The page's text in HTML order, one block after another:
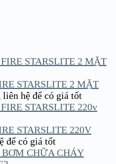
STARSLITE 2 MẶT
hệ để có giá tốt
STARSLITE 220V
để có giá tốt